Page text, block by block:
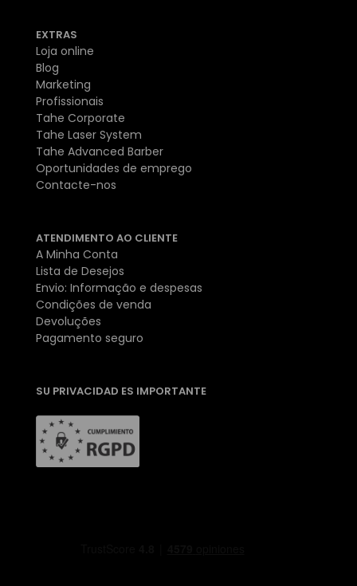
EXTRAS
Loja online
Blog
Marketing
Profissionais
Tahe Corporate
Tahe Laser System
Tahe Advanced Barber
Oportunidades de emprego
Contacte-nos
ATENDIMENTO AO CLIENTE
A Minha Conta
Lista de Desejos
Envio: Informação e despesas
Condições de venda
Devoluções
Pagamento seguro
SU PRIVACIDAD ES IMPORTANTE